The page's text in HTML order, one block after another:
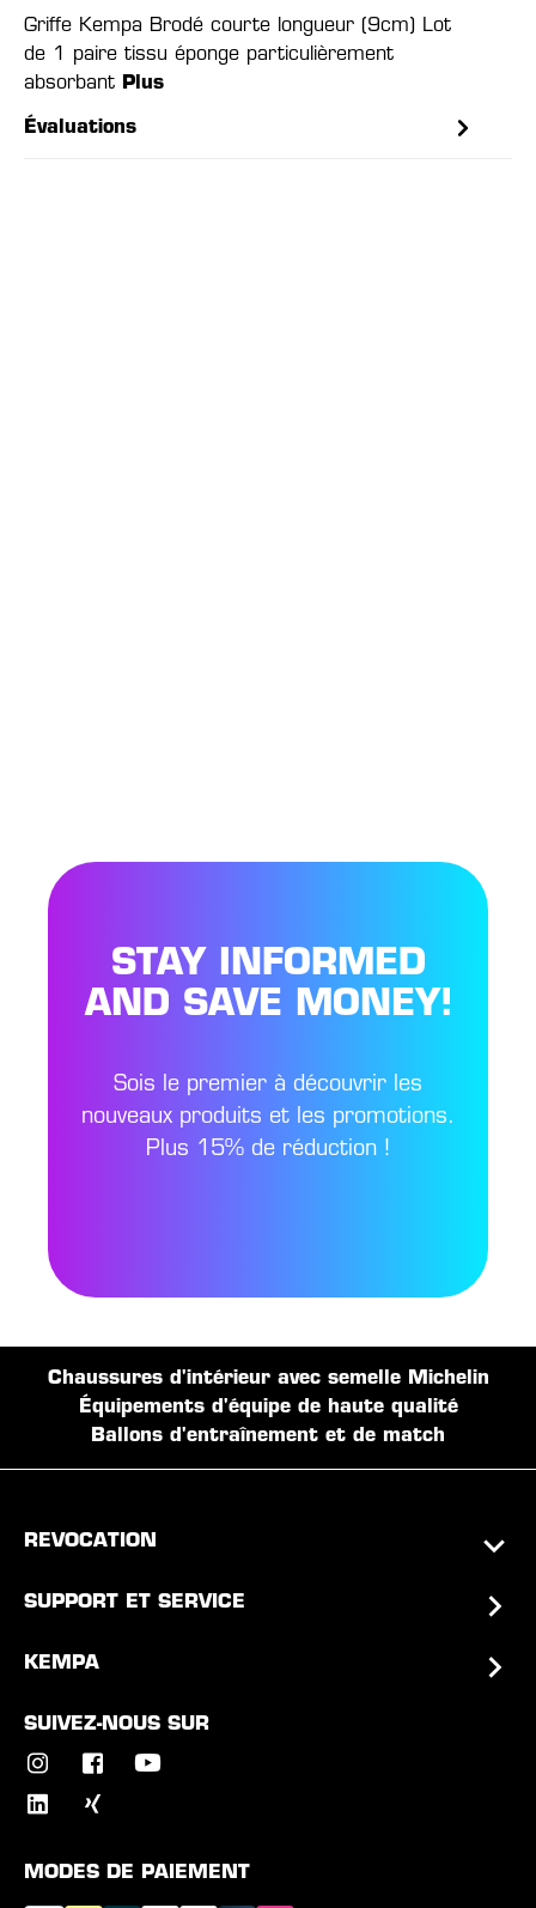
Griffe Kempa Brodé courte longueur (9cm) Lot
de 1 paire tissu éponge particulièrement
absorbant
Plus
Évaluations
STAY INFORMED
AND SAVE MONEY!
Sois le premier à découvrir les
nouveaux produits et les promotions.
Plus 15% de réduction !
Chaussures d'intérieur avec semelle Michelin
Équipements d'équipe de haute qualité
Ballons d'entraînement et de match
REVOCATION
SUPPORT ET SERVICE
KEMPA
SUIVEZ-NOUS SUR
MODES DE PAIEMENT